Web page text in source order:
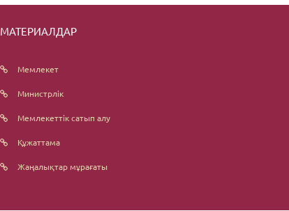
МАТЕРИАЛДАР
Мемлекет
Министрлік
Мемлекеттік сатып алу
Құжаттама
Жаңалықтар мұрағаты